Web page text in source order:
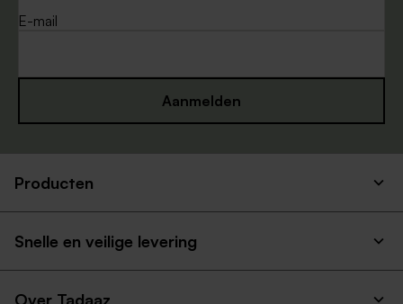
Ecru zelfklevende enveloppe
E-mail
Aanmelden
Producten
Snelle en veilige levering
Over Tadaaz